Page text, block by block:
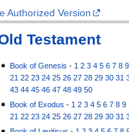
Authorized Version
Testament
Book of Genesis - 1 2 3 4 5 6 7 8 9
21 22 23 24 25 26 27 28 29 30 31
43 44 45 46 47 48 49 50
Book of Exodus - 1 2 3 4 5 6 7 8 9
21 22 23 24 25 26 27 28 29 30 31